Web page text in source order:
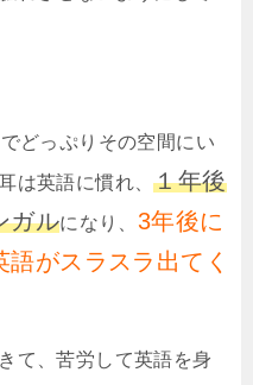
どっぷりその空間にい
は英語に慣れ、１年後
ガルになり、 3年後に
がスラスラ出てく
て、苦労して英語を身